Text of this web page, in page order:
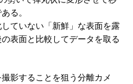
る。
ていない「新鮮」な表面を露
表面と比較してデータを取る
影することを狙う分離カメ